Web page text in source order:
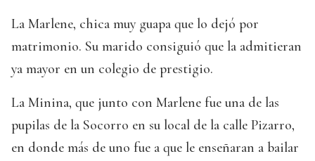
La Marlene, chica muy guapa que lo dejó por
matrimonio. Su marido consiguió que la admitieran
ya mayor en un colegio de prestigio.
La Minina, que junto con Marlene fue una de las
pupilas de la Socorro en su local de la calle Pizarro,
en donde más de uno fue a que le enseñaran a bailar